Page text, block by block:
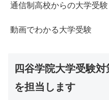
通信制高校からの大学受験
動画でわかる大学受験
四谷学院大学受験
を担当します